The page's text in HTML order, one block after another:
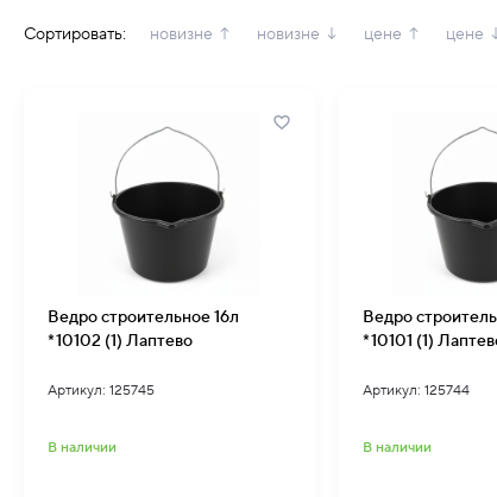
Сортировать: новизне ↑ новизне ↓ цене ↑ цене
Ведро строительное 16л
*10102 (1) Лаптево
Артикул: 125745
В наличии
Ведро
*10101 (1)
Артикул: 125744
В наличии